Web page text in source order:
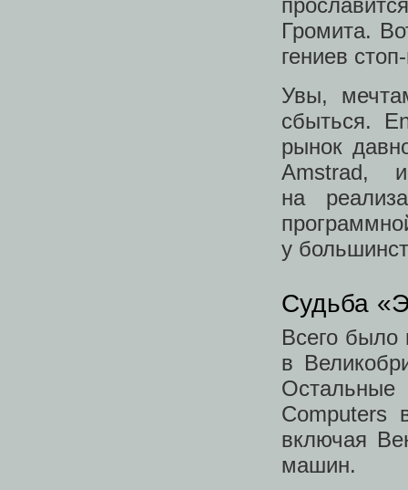
Громита.
гениев
Увы,
сбыться.
рынок
Amstrad,
на
у
Судьба
Всего было
в
Computers
включая
машин.